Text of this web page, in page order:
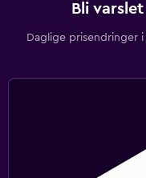
Bli
Daglige prisendringer